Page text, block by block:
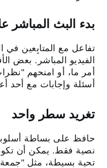
بدء البث المباشر
تفاعل مع المتابِعين
الفيديو المباشر. بعض
أمر ما، أو امنحهم
أسئلة وإجابات مع أحد
تغريد سطر واحد
حافظ على بساطة
نصية فقط. يمكن أن
تحية بسيطة، مثل "جمعة